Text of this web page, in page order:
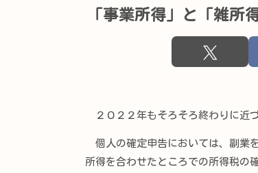
「事業所得」と「雑所
２０２２年もそろそろ終わりに近
個人の確定申告においては、副業
所得を合わせたところでの所得税の